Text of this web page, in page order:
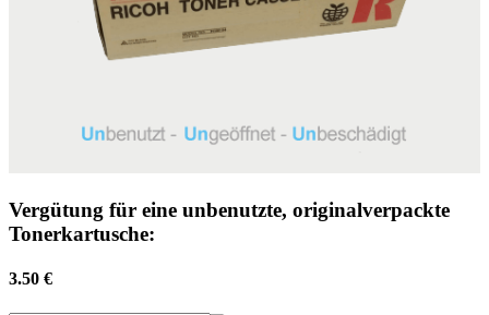
Vergütung für eine unbenutzte, originalverpackte
Tonerkartusche:
3.50 €